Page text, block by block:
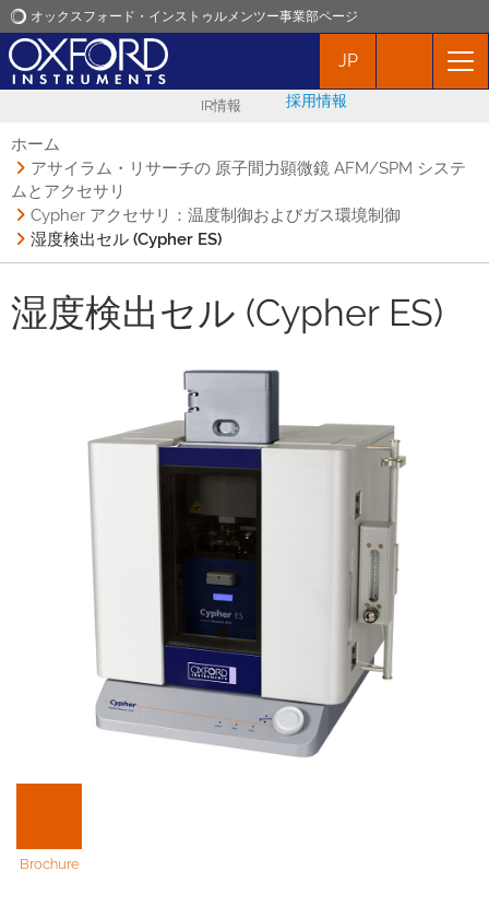
オックスフォード・インストゥルメンツー事業部ページ
オックスフォード・インストゥルメンツ
イベント
お問い合わせ
JP
IR情報 採用情報
ホーム
アサイラム・リサーチの 原子間力顕微鏡 AFM/SPM システ
ムとアクセサリ
Cypher アクセサリ：温度制御およびガス環境制御
湿度検出セル (Cypher ES)
湿度検出セル (Cypher ES)
Brochure